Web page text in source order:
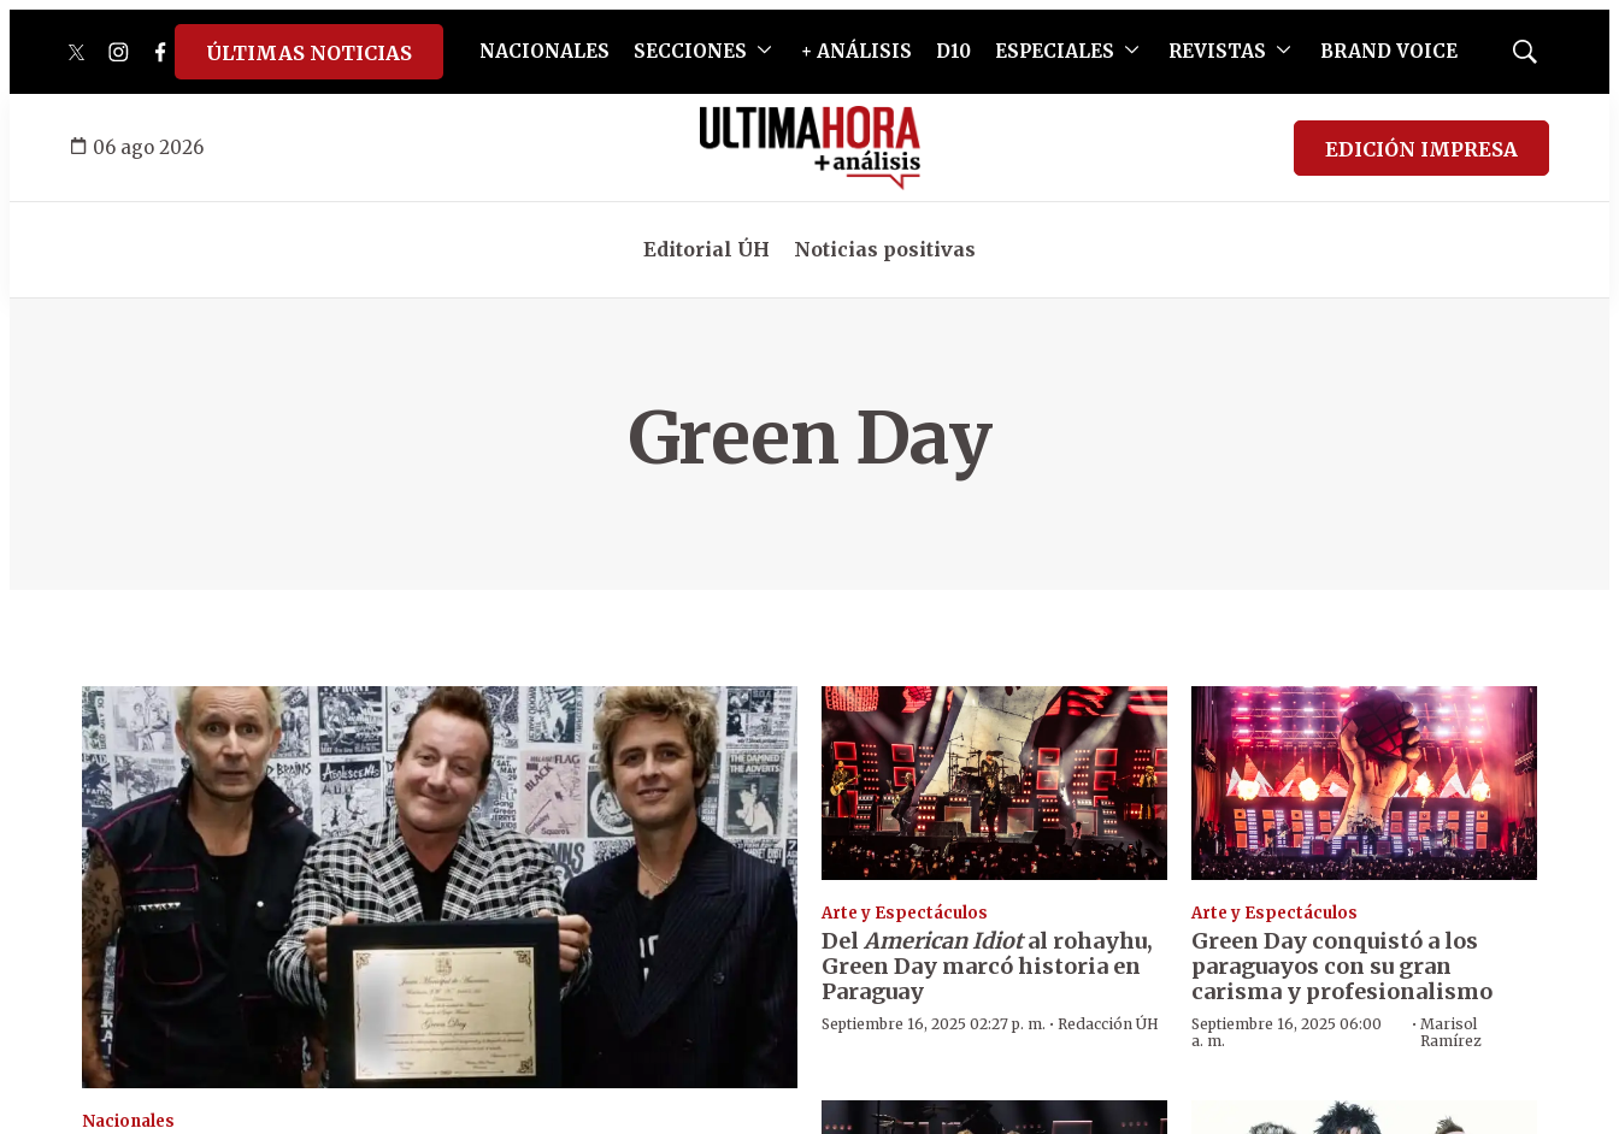
twitterinstagram
facebook
tiktokyoutube
spotify
ÚLTIMAS NOTICIAS NACIONALES SECCIONES + ANÁLISIS D10 ESPECIALES REVISTAS BRAND VOICE
Mostrar
06 ago 2026 EDICIÓN IMPRESA
Editorial ÚH Noticias positivas
Green Day
Nacionales
Arte y Espectáculos
Del American Idiotal rohayhu,
Green Day marcó historia en
Paraguay
Septiembre 16, 2025 02:27 p. m. · Redacción ÚH
Arte y Espectáculos
Green Day conquistó a los
paraguayos con su gran
carisma y profesionalismo
Septiembre 16, 2025 06:00
a. m.
·Marisol
Ramírez